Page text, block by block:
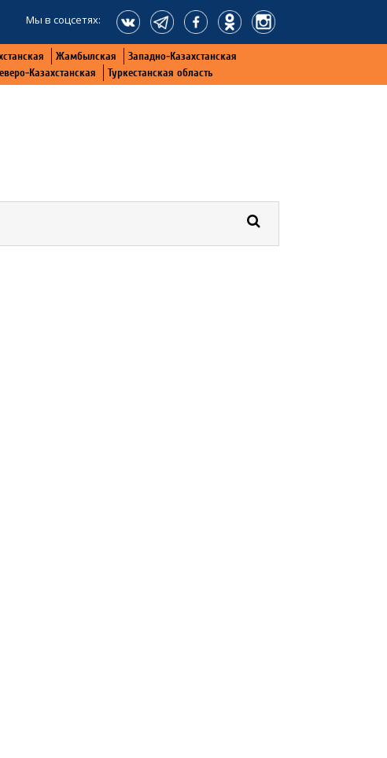
Мы в соцсетях:
Жамбылская
Западно-Казахстанская
Казахстанская Туркестанская область